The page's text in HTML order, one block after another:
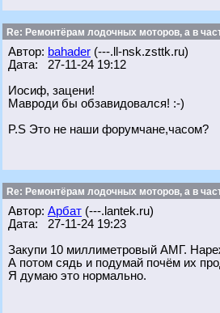
Re: Ремонтёрам лодочных моторов, а в
Автор: bahader (---.ll-nsk.zsttk.ru)
Дата: 27-11-24 19:12
Иосиф, зацени!
Мавроди бы обзавидовался! :-)
P.S Это не наши форумчане,часом?
Re: Ремонтёрам лодочных моторов, а в
Автор: Арбат (---.lantek.ru)
Дата: 27-11-24 19:23
Закупи 10 миллиметровый АМГ.
А потом сядь и подумай почём их
Я думаю это нормально.